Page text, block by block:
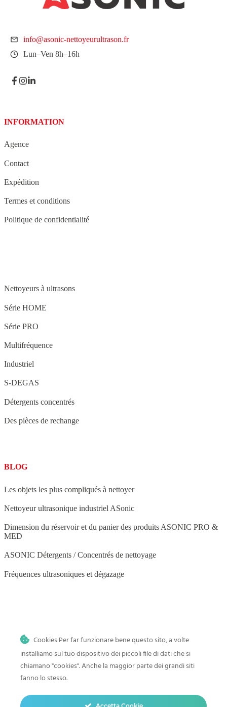
info@asonic-nettoyeurultrason.fr
Lun–Ven 8h–16h
INFORMATION
Agence
Contact
Expédition
Termes et conditions
Politique de confidentialité
Nettoyeurs à ultrasons
Série HOME
Série PRO
Multifréquence
Industriel
S-DEGAS
Détergents concentrés
Des pièces de rechange
BLOG
Les objets les plus compliqués à nettoyer
Nettoyeur ultrasonique industriel ASonic
Dimension du réservoir et du panier des produits ASONIC PRO &
MED
ASONIC Détergents / Concentrés de nettoyage
Fréquences ultrasoniques et dégazage
Nettoyage par ultrasons à domicile
Histoire et progrès du nettoyage par ultrasons
Comment nettoyer les jouets de bébé dans un nettoyeur à ultrasons
Nettoyage par ultrasons des pinceaux de maquillage
Cookies Per far funzionare bene questo sito, a volte
installiamo sul tuo dispositivo dei piccoli file di dati che si
chiamano "cookies". Anche la maggior parte dei grandi siti
fanno lo stesso.